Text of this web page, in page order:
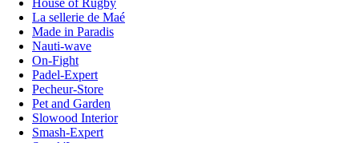
House of Rugby
La sellerie de Maé
Made in Paradis
Nauti-wave
On-Fight
Padel-Expert
Pecheur-Store
Pet and Garden
Slowood Interior
Smash-Expert